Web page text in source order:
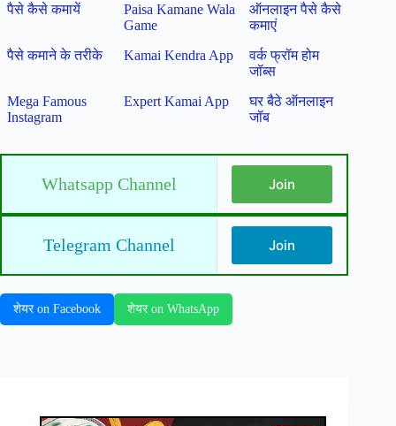
पैसे कैसे कमायें
Paisa Kamane Wala
Game
ऑनलाइन पैसे कैसे
कमाएं
पैसे कमाने के तरीके
Kamai Kendra App
वर्क फ्रॉम होम
जॉब्स
Mega Famous
Instagram
Expert Kamai App
घर बैठे ऑनलाइन
जॉब
Whatsapp Channel Join
Telegram Channel Join
शेयर on Facebook शेयर on WhatsApp